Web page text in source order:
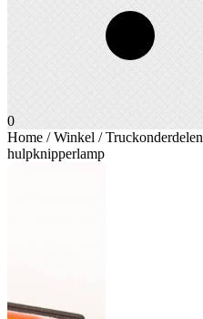
0
Home /Winkel /Truckonderdelen
hulpknipperlamp